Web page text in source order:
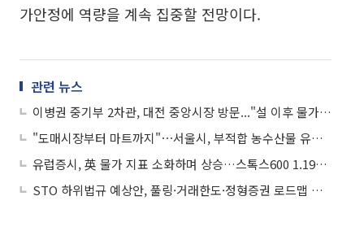
가안정에 역량을 계속 집중할 전망이다.
관련 뉴스
이병권 중기부 2차관, 대전 중앙시장 방문..."설 이후 물가 동향 점검"
"도매시장부터 마트까지"⋯서울시, 부적합 농수산물 유통 사전 차단 나섰다
유럽증시, 英 물가 지표 소화하며 상승…스톡스600 1.19%↑
STO 하위법규 예상안, 풀링·거래한도·정형증권 로드맵 제시